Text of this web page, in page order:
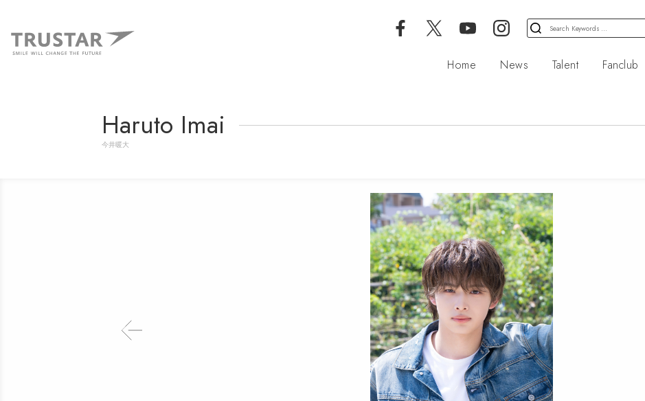
検
索
象:
Home News Talent Fanclub
Haruto Imai
今井暖大